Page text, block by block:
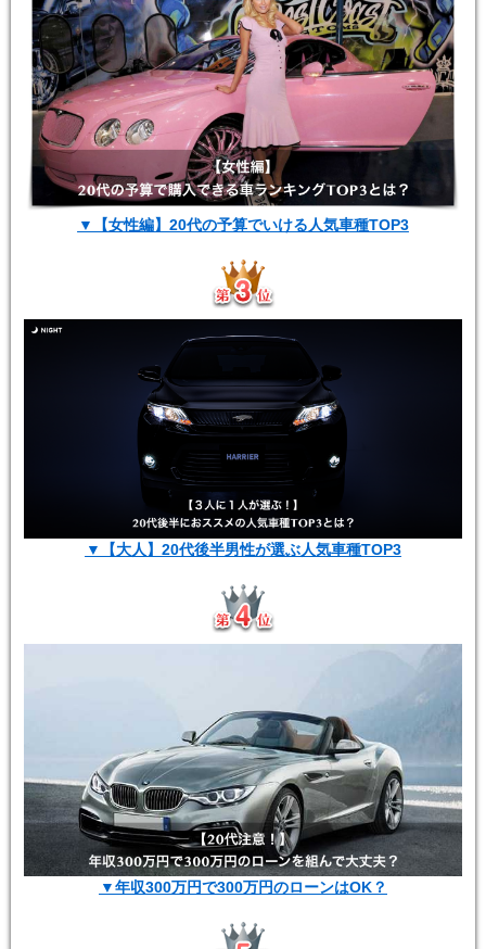
▼【女性編】20代の予算でいける人気車種TOP3
▼【大人】20代後半男性が選ぶ人気車種TOP3
▼年収300万円で300万円のローンはOK？